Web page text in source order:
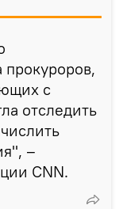
с
отследить
–
CNN.